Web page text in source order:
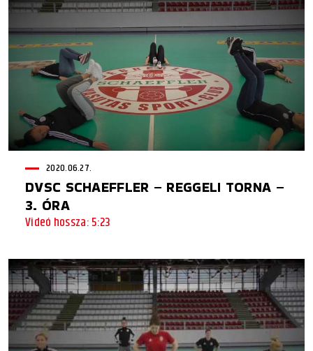
2020.06.27.
DVSC SCHAEFFLER – REGGELI TORNA –
3. ÓRA
Videó hossza: 5:23